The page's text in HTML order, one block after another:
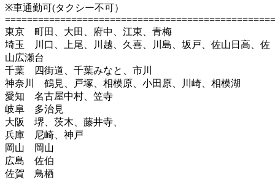
※車通勤可(タクシー不可）
東京 町田、大田、府中、江東、青梅
埼玉 川口、上尾、川越、久喜、川島、坂戸、佐山日高、佐
山広瀬台
千葉 四街道、千葉みなと、市川
神奈川 鶴見、戸塚、相模原、小田原、川崎、相模湖
愛知 名古屋中村、笠寺
岐阜 多治見
大阪 堺、茨木、藤井寺、
兵庫 尼崎、神戸
岡山 岡山
広島 佐伯
佐賀 鳥栖